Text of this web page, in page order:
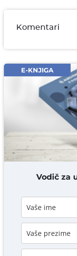
Komentari
Email*
Komentar*
E-KNJIGA
Vodič za